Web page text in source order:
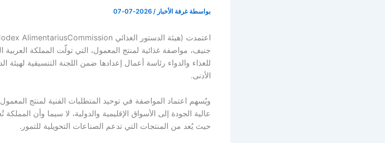
بواسطة غرفة الأخبار /
2026-07-07
جنيف، مواصفة غذائية لمنتج المعمول، التي تولّت المملكة العربية
للغذاء والدواء رئاسة أعمال إعدادها ضمن اللجنة التنسيقية لهيئة
الأدنى.
ويُسهم اعتماد المواصفة في توحيد المتطلبات الفنية لمنتج
عالية الجودة إلى الأسواق الإقليمية والدولية، لا سيما وأن المملكة
حيث يُعد من المنتجات التي تدعم الصناعات التحويلية للتمور.